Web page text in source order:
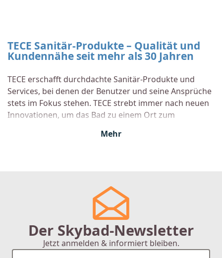
TECE Sanitär-Produkte – Qualität und
Kundennähe seit mehr als 30 Jahren
TECE erschafft durchdachte Sanitär-Produkte und
Services, bei denen der Benutzer und seine Ansprüche
stets im Fokus stehen. TECE strebt immer nach neuen
Innovationen, um das Bad zu einem Ort zum
Kunden und zu den Märkten ist deshalb ein wichtiger
TECE ist ein 1987 gegründeter international tätiger
Hersteller von Installations- und Sanitärprodukten. Aus
dem Familienunternehmen entstanden mehr als 22
Tochtergesellschaften. Geschäftsführer der TECE
Gruppe sind seit 2015 André Welle, Hans-Joachim
Sahlmann und Dr. Michael Freitag. TECE seht sich als
Mehr
Der Skybad-Newsletter
Jetzt anmelden & informiert bleiben.